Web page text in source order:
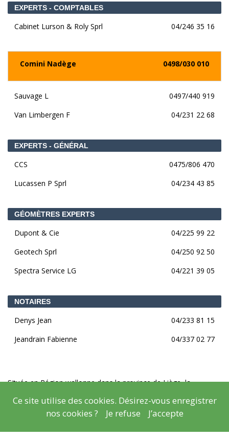
EXPERTS - COMPTABLES
Cabinet Lurson & Roly Sprl 04/246 35 16
Comini Nadège 0498/030 010
Sauvage L
0497/440 919
Van Limbergen F
04/231 22 68
EXPERTS - GÉNÉRAL
CCS
0475/806 470
Lucassen P Sprl
04/234 43 85
GÉOMÈTRES EXPERTS
Dupont & Cie
04/225 99 22
Geotech Sprl
04/250 92 50
Spectra Service LG
04/221 39 05
NOTAIRES
Denys Jean
04/233 81 15
Jeandrain Fabienne
04/337 02 77
Située en Région wallonne dans la province de Liège, la
© CopyrightMentions légales- Copyright2026
Ce site utilise des cookies. Désirez-vous enregistrer
nos cookies ?
Je refuse J’accepte